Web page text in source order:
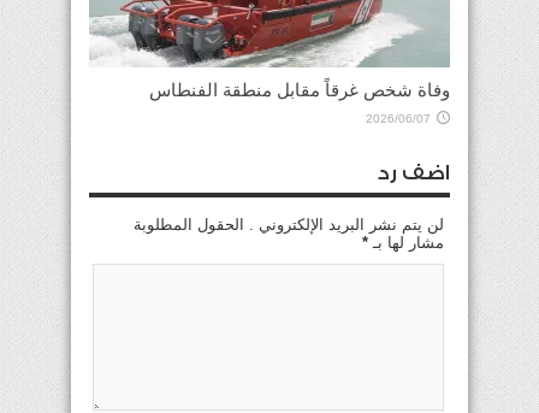
وفاة شخص غرقاً مقابل منطقة الفنطاس
2026/06/07
اضف رد
لن يتم نشر البريد الإلكتروني . الحقول المطلوبة
مشار لها بـ *